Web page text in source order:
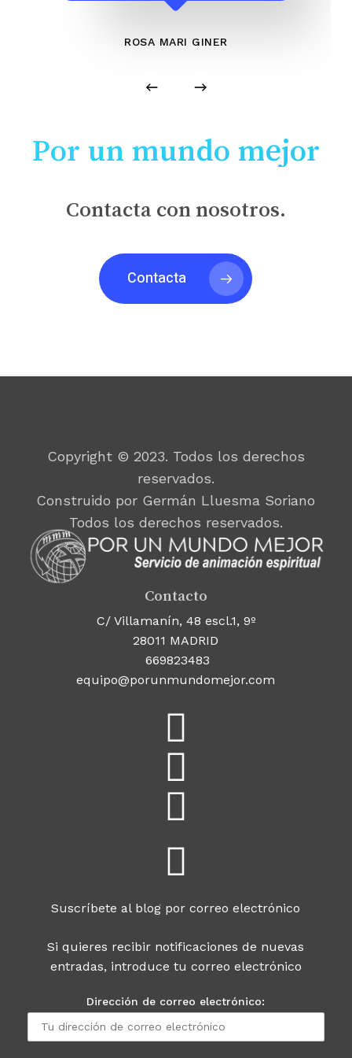
ROSA MARI GINER
Por un mundo mejor
Contacta con nosotros.
Contacta
Copyright © 2023. Todos los derechos
reservados.
Construido por Germán Lluesma Soriano
Todos los derechos reservados.
Contacto
C/ Villamanín, 48 escl.1, 9º
28011 MADRID
669823483
equipo@porunmundomejor.com
Suscríbete al blog por correo electrónico
Si quieres recibir notificaciones de nuevas
entradas, introduce tu correo electrónico
Dirección de correo electrónico: